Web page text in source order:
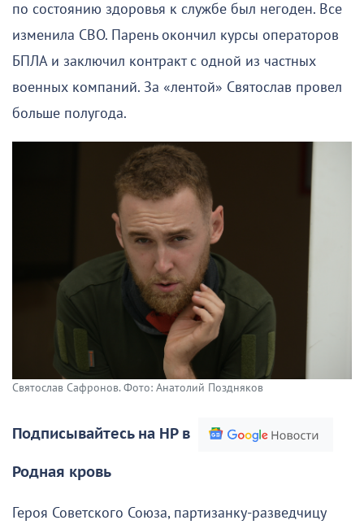
по состоянию здоровья к службе был негоден. Все
изменила СВО. Парень окончил курсы операторов
БПЛА и заключил контракт с одной из частных
военных компаний. За «лентой» Святослав провел
больше полугода.
Святослав Сафронов. Фото: Анатолий Поздняков
Подписывайтесь на НР в
Родная кровь
Героя Советского Союза, партизанку-разведчицу